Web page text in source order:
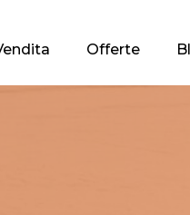
Offerte